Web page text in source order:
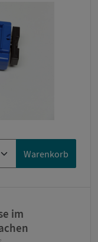
Warenkorb
im